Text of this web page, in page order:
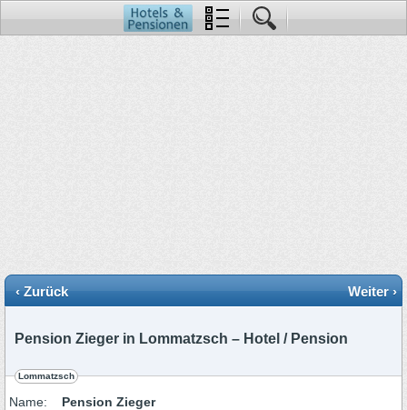
‹ Zurück Weiter ›
Pension Zieger in Lommatzsch – Hotel / Pension
Lommatzsch
Name: Pension Zieger